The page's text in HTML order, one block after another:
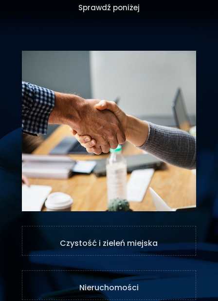
Sprawdź poniżej
Czystość i zieleń miejska
Nieruchomości